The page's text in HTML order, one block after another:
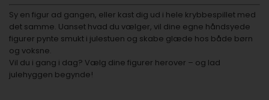
Sy en figur ad gangen, eller kast dig ud i hele krybbespillet med
det samme. Uanset hvad du vælger, vil dine egne håndsyede
figurer pynte smukt i julestuen og skabe glæde hos både børn
og voksne.
Vil du i gang i dag? Vælg dine figurer herover – og lad
julehyggen begynde!